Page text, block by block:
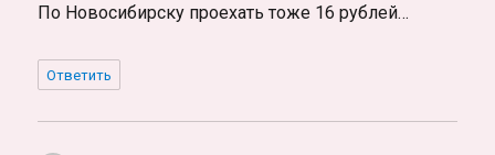
По Новосибирску проехать тоже 16 рублей…
Ответить